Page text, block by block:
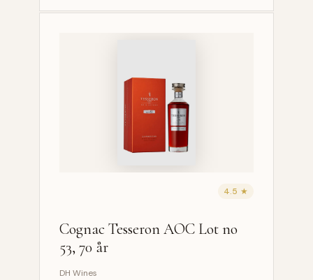
4.5 ★
Cognac Tesseron AOC Lot no
53, 70 år
DH Wines